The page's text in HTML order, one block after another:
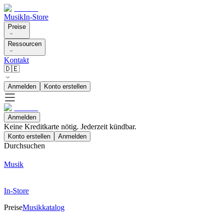
MusikIn-Store
Preise
Ressourcen
Kontakt
🇩🇪
Anmelden Konto erstellen
Anmelden
Keine Kreditkarte nötig. Jederzeit kündbar.
Konto erstellen Anmelden
Durchsuchen
Musik
In-Store
PreiseMusikkatalog